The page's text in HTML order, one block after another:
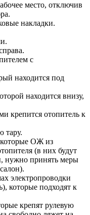
место, отключив
накладки.
с
находится под
находится внизу,
крепится отопитель к
тару.
которые ОЖ из
(в них будут
нужно принять меры
электропроводки
которые подходят к
крепят рулевую